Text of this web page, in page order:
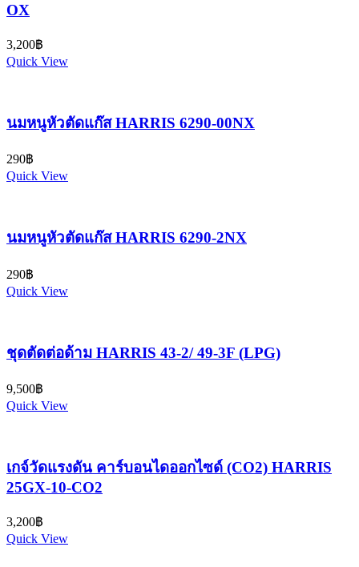
OX
3,200฿
Quick View
นมหนูหัวตัดแก๊ส HARRIS 6290-00NX
290฿
Quick View
นมหนูหัวตัดแก๊ส HARRIS 6290-2NX
290฿
Quick View
ชุดตัดต่อด้าม HARRIS 43-2/ 49-3F (LPG)
9,500฿
Quick View
เกจ์วัดแรงดัน คาร์บอนไดออกไซด์ (CO2) HARRIS
25GX-10-CO2
3,200฿
Quick View